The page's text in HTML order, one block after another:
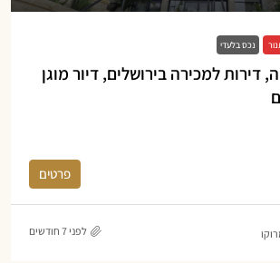
נכס בלעדי
דירות למכירה בירושלים, דיור מוגן
פרטים
לפני 7 חודשים